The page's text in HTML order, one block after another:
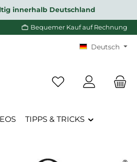
innerhalb Deutschland
Bequemer Kauf auf Rechnung
Deutsch
Du hast 0 Produkte
TIPPS & TRICKS